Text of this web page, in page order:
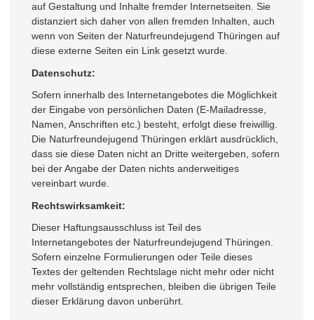
auf Gestaltung und Inhalte fremder Internetseiten. Sie
distanziert sich daher von allen fremden Inhalten, auch
wenn von Seiten der Naturfreundejugend Thüringen auf
diese externe Seiten ein Link gesetzt wurde.
Datenschutz:
Sofern innerhalb des Internetangebotes die Möglichkeit
der Eingabe von persönlichen Daten (E-Mailadresse,
Namen, Anschriften etc.) besteht, erfolgt diese freiwillig.
Die Naturfreundejugend Thüringen erklärt ausdrücklich,
dass sie diese Daten nicht an Dritte weitergeben, sofern
bei der Angabe der Daten nichts anderweitiges
vereinbart wurde.
Rechtswirksamkeit:
Dieser Haftungsausschluss ist Teil des
Internetangebotes der Naturfreundejugend Thüringen.
Sofern einzelne Formulierungen oder Teile dieses
Textes der geltenden Rechtslage nicht mehr oder nicht
mehr vollständig entsprechen, bleiben die übrigen Teile
dieser Erklärung davon unberührt.